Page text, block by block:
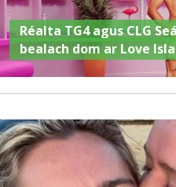
Réalta TG4 agus CLG
bealach dom ar Love